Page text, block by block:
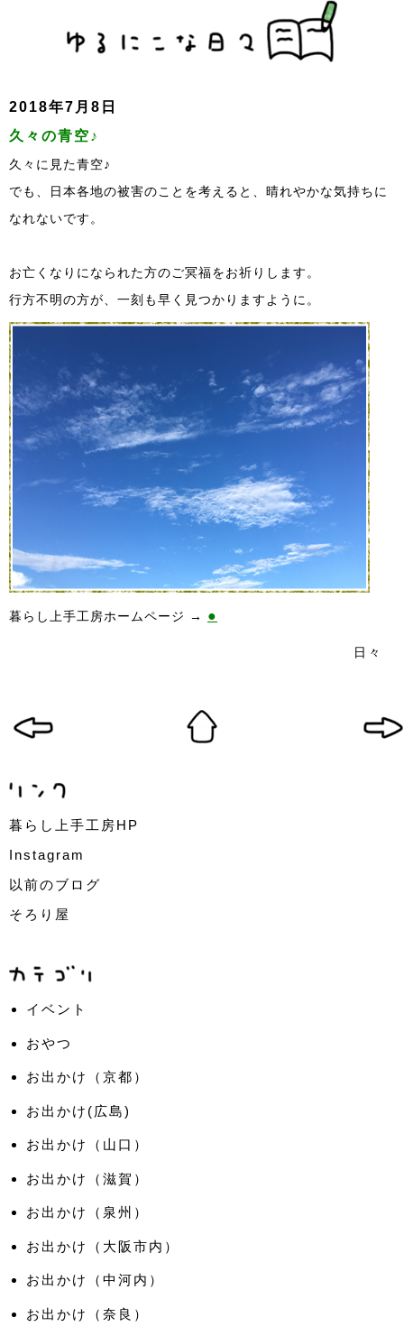
2018年7月8日
久々の青空♪
久々に見た青空♪
でも、日本各地の被害のことを考えると、晴れやかな気持ちに
なれないです。
お亡くなりになられた方のご冥福をお祈りします。
行方不明の方が、一刻も早く見つかりますように。
暮らし上手工房ホームページ → ●
日々
暮らし上手工房HP
Instagram
以前のブログ
そろり屋
イベント
おやつ
お出かけ（京都）
お出かけ(広島)
お出かけ（山口）
お出かけ（滋賀）
お出かけ（泉州）
お出かけ（大阪市内）
お出かけ（中河内）
お出かけ（奈良）